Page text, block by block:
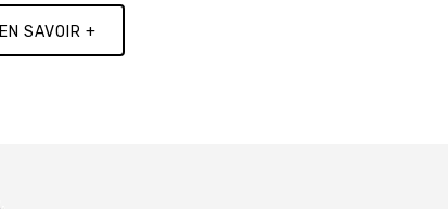
EN SAVOIR +